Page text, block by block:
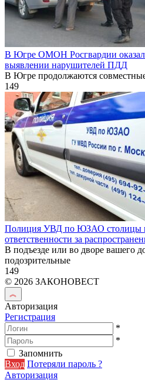
В Югре ОМОН Росгвардии
выявлении нарушителей ПДД
В Югре продолжаются
149
Полиция УВД по ЮЗАО столицы
ответственности за
В подъезде или во дворе вашего
подозрительные
149
© 2026 ЗАКОНОВЕСТ
Авторизация
Регистрация
*
*
Запомнить
Вход Потеряли пароль ?
Авторизация